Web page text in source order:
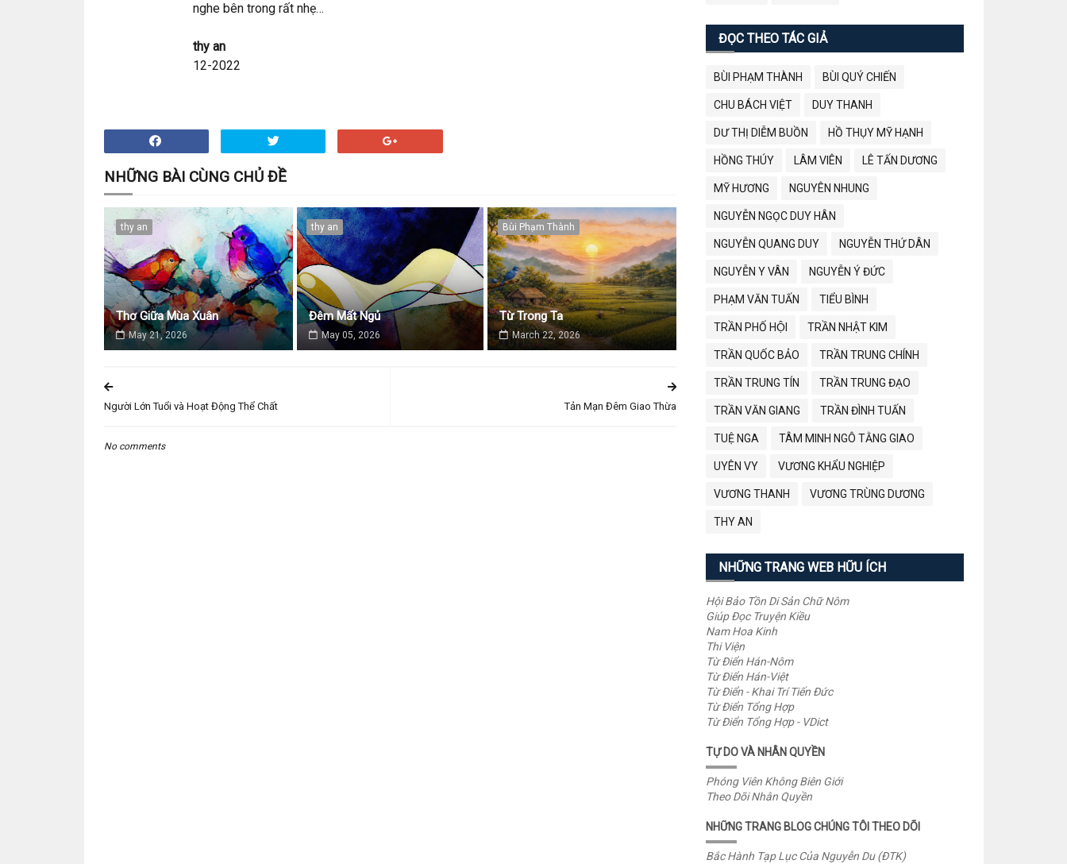
nghe bên trong rất nhẹ…
thy an
12-2022
NHỮNG BÀI CÙNG CHỦ ĐỀ
thy an
Thơ Giữa Mùa Xuân
May 21, 2026
thy an
Đêm Mất Ngủ
May 05, 2026
Bùi Phạm Thành
Từ Trong Ta
March 22, 2026
Tản Mạn Đêm Giao Thừa
Người Lớn Tuổi và Hoạt Động Thể Chất
No comments
ĐỌC THEO TÁC GIẢ
BÙI PHẠM THÀNH BÙI QUÝ CHIẾN
CHU BÁCH VIỆT DUY THANH
DƯ THỊ DIỄM BUỒN HỒ THỤY MỸ HẠNH
HỒNG THÚY LÂM VIÊN LÊ TẤN DƯƠNG
MỸ HƯƠNG NGUYÊN NHUNG
NGUYỄN NGỌC DUY HÂN
NGUYỄN QUANG DUY NGUYỄN THỨ DÂN
NGUYỄN Y VÂN NGUYỄN Ý ĐỨC
PHẠM VĂN TUẤN TIỂU BÌNH
TRẦN PHỐ HỘI TRẦN NHẬT KIM
TRẦN QUỐC BẢO TRẦN TRUNG CHÍNH
TRẦN TRUNG TÍN TRẦN TRUNG ĐẠO
TRẦN VĂN GIANG TRẦN ĐÌNH TUẤN
TUỆ NGA TÂM MINH NGÔ TẰNG GIAO
UYÊN VY VƯƠNG KHẨU NGHIỆP
VƯƠNG THANH VƯƠNG TRÙNG DƯƠNG
THY AN
NHỮNG TRANG WEB HỮU ÍCH
Hội Bảo Tồn Di Sản Chữ Nôm
Giúp Đọc Truyện Kiều
Nam Hoa Kinh
Thi Viện
Từ Điển Hán-Nôm
Từ Điển Hán-Việt
Từ Điển - Khai Trí Tiến Đức
Từ Điển Tổng Hợp
Từ Điển Tổng Hợp - VDict
TỰ DO VÀ NHÂN QUYỀN
Phóng Viên Không Biên Giới
Theo Dõi Nhân Quyền
NHỮNG TRANG BLOG CHÚNG TÔI THEO DÕI
Bắc Hành Tạp Lục Của Nguyễn Du (ĐTK)